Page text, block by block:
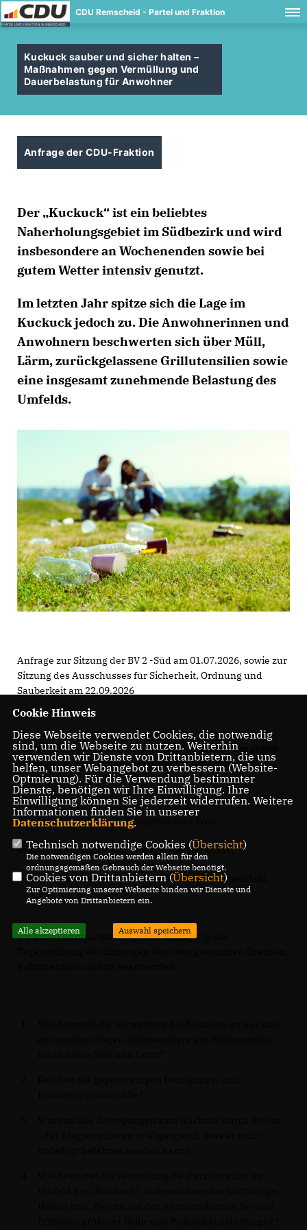
CDU Remscheid - Partei und Fraktion
Kuckuck sauber und sicher halten –
Maßnahmen gegen Vermüllung und
Dauerbelastung für Anwohner
Anfrage der CDU-Fraktion
Der „Kuckuck“ ist ein beliebtes
Naherholungsgebiet im Südbezirk und wird
insbesondere an Wochenenden sowie bei
gutem Wetter intensiv genutzt.
Im letzten Jahr spitze sich die Lage im
Kuckuck jedoch zu. Die Anwohnerinnen und
Anwohnern beschwerten sich über Müll,
Lärm, zurückgelassene Grillutensilien sowie
eine insgesamt zunehmende Belastung des
Umfelds.
Anfrage zur Sitzung der BV 2 -Süd am 01.07.2026, sowie zur
Sitzung des Ausschusses für Sicherheit, Ordnung und
Sauberkeit am 22.09.2026
Kuckuck sauber und sicher halten – Maßnahmen gegen
Vermüllung und Dauerbelastung für Anwohner
Sehr geehrter Herr Oberbürgermeister Wolf,
sehr geehrter Herr Bezirksbürgermeister Grote,
sehr geehrte Frau Ausschussvorsitzende Kreimendahl,
wir bitten darum, nachfolgende Anfrage in die
Cookie Hinweis
Diese Webseite verwendet Cookies, die notwendig
sind, um die Webseite zu nutzen. Weiterhin
verwenden wir Dienste von Drittanbietern, die uns
helfen, unser Webangebot zu verbessern (Website-
Optmierung). Für die Verwendung bestimmter
Dienste, benötigen wir Ihre Einwilligung. Ihre
Einwilligung können Sie jederzeit widerrufen. Weitere
Informationen finden Sie in unserer
Datenschutzerklärung.
Technisch notwendige Cookies (Übersicht)
Die notwendigen Cookies werden allein für den
ordnungsgemäßen Gebrauch der Webseite benötigt.
Cookies von Drittanbietern (Übersicht)
Zur Optimierung unserer Webseite binden wir Dienste und
Angebote von Drittanbietern ein.
Alle akzeptieren Auswahl speichern